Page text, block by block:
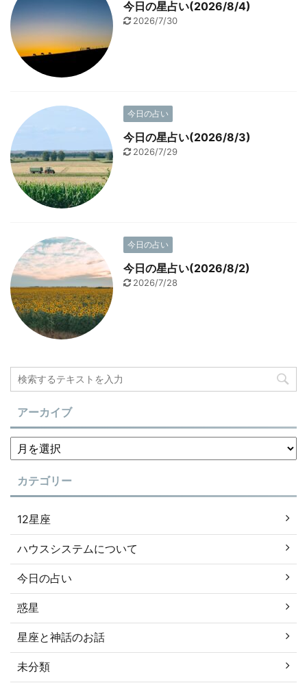
今日の星占い(2026/8/4)
2026/7/30
今日の占い
今日の星占い(2026/8/3)
2026/7/29
今日の占い
今日の星占い(2026/8/2)
2026/7/28
アーカイブ
カテゴリー
12星座
ハウスシステムについて
今日の占い
惑星
星座と神話のお話
未分類